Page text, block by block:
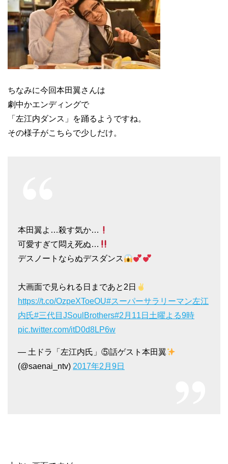
ちなみに今回本田翼さんは
劇中かエンディングで
「左江内ダンス」を踊るようですね。
その様子がこちらで少しだけ。
本田翼よ…殺す気か…
可愛すぎて悶え死ぬ…
デスノートならぬデスダンス
大画面で見られる日まであと2日
https://t.co/OzpeXToeOU#スーパーサラリーマン左江
内氏#三代目JSoulBrothers#2月11日土曜よる9時
pic.twitter.com/itD0d8LP6w
— 土ドラ「左江内氏」⑤話ゲスト本田翼
(@saenai_ntv) 2017年2月9日